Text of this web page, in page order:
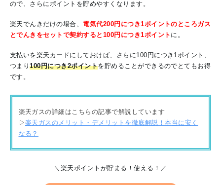
ので、さらにポイントを貯めやすくなります。
楽天でんきだけの場合、 電気代200円につき1ポイントのところガス
とでんきをセットで契約すると100円につき1ポイント に。
支払いを楽天カードにしておけば、さらに100円につき1ポイント、
つまり100円につき2ポイントを貯めることができるのでとてもお得
です。
楽天ガスの詳細はこちらの記事で解説しています
▷楽天ガスのメリット・デメリットを徹底解説！本当に安く
なる？
＼楽天ポイントが貯まる！使える！／